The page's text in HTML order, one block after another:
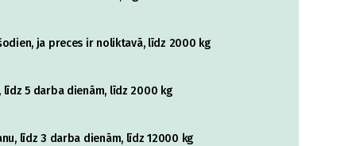
ja preces ir noliktavā, līdz 2000 kg
5 darba dienām, līdz 2000 kg
līdz 3 darba dienām, līdz 12000 kg